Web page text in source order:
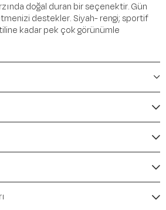
doğal duran bir seçenektir. Gün
destekler. Siyah- rengi; sportif
kadar pek çok görünümle
Kış